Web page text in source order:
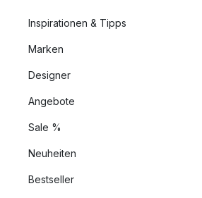
Inspirationen & Tipps
Marken
Designer
Angebote
Sale %
Neuheiten
Bestseller